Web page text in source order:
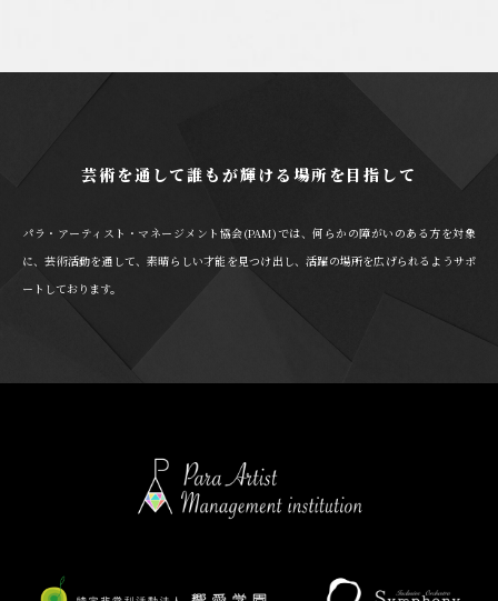
芸術を通して誰もが輝ける場所を目指して
パラ・アーティスト・マネージメント協会(PAM)では、何らかの障がいのある方を対象
に、芸術活動を通して、素晴らしい才能を見つけ出し、活躍の場所を広げられるようサポ
ートしております。